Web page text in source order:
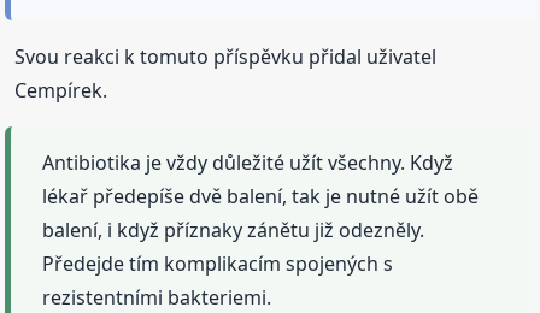
Svou reakci k tomuto příspěvku přidal uživatel
Cempírek.
Antibiotika je vždy důležité užít všechny. Když
lékař předepíše dvě balení, tak je nutné užít obě
balení, i když příznaky zánětu již odezněly.
Předejde tím komplikacím spojených s
rezistentními bakteriemi.